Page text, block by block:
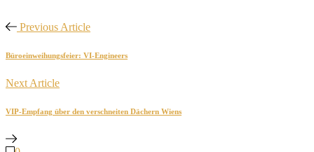
Previous Article
Büroeinweihungsfeier: VI-Engineers
Next Article
VIP-Empfang über den verschneiten Dächern Wiens